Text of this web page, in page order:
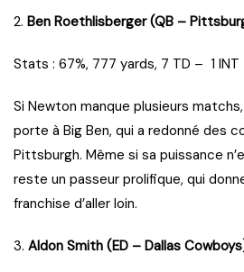
2. Ben Roethlisberger (QB –
Stats : 67%, 777 yards, 7 TD – 1 INT
Si Newton manque plusieurs
porte à Big Ben, qui a redonné des
Pittsburgh. Même si sa puissance
reste un passeur prolifique, qui
franchise d’aller loin.
3. Aldon Smith (ED – Dallas